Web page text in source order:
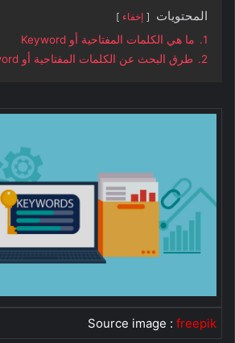
المحتويات إخفاء
1.
ما هي الكلمات المفتاحية أو Keyword
2.
طرق البحث عن الكلمات المفتاحية أو Keyword
Source image : freepik